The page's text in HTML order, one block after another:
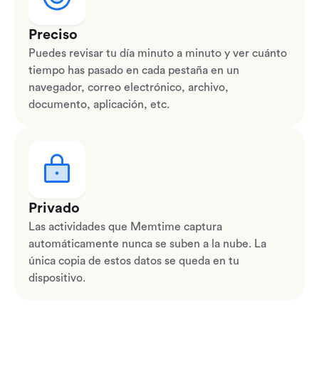
Preciso
Puedes revisar tu día minuto a minuto y ver cuánto
tiempo has pasado en cada pestaña en un
navegador, correo electrónico, archivo,
documento, aplicación, etc.
Privado
Las actividades que Memtime captura
automáticamente nunca se suben a la nube. La
única copia de estos datos se queda en tu
dispositivo.